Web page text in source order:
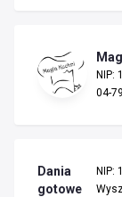
NIP:
04-
Dania
gotowe
NIP: